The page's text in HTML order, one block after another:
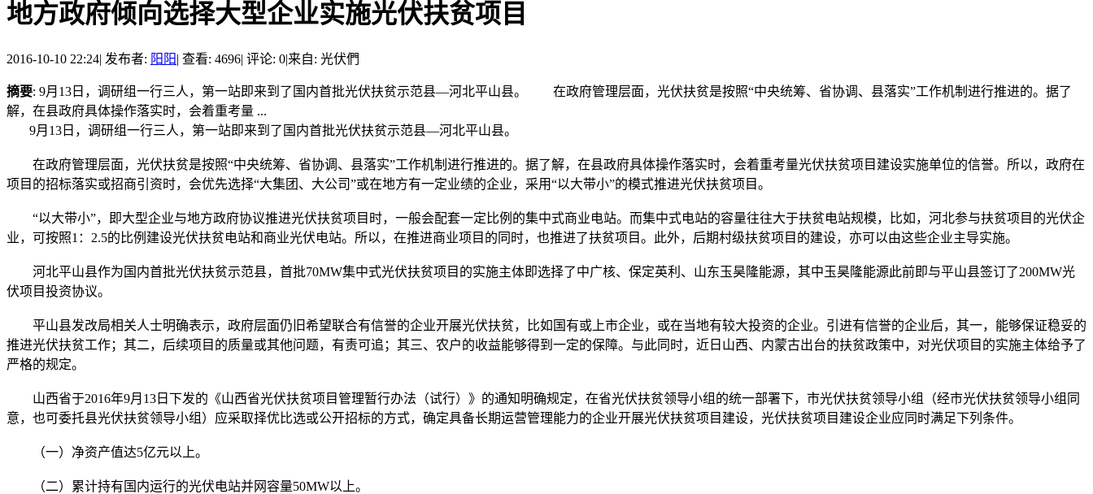
地方政府倾向选择大型企业实施光伏扶贫项目
2016-10-10 22:24| 发布者: 阳阳| 查看: 4696| 评论: 0|来自: 光伏們
摘要: 9月13日，调研组一行三人，第一站即来到了国内首批光伏扶贫示范县—河北平山县。 在政府管理层面，光伏扶贫是按照“中央统筹、省协调、县落实”工作机制进行推进的。据了
解，在县政府具体操作落实时，会着重考量 ...
9月13日，调研组一行三人，第一站即来到了国内首批光伏扶贫示范县—河北平山县。
在政府管理层面，光伏扶贫是按照“中央统筹、省协调、县落实”工作机制进行推进的。据了解，在县政府具体操作落实时，会着重考量光伏扶贫项目建设实施单位的信誉。所以，政府在
项目的招标落实或招商引资时，会优先选择“大集团、大公司”或在地方有一定业绩的企业，采用“以大带小”的模式推进光伏扶贫项目。
“以大带小”，即大型企业与地方政府协议推进光伏扶贫项目时，一般会配套一定比例的集中式商业电站。而集中式电站的容量往往大于扶贫电站规模，比如，河北参与扶贫项目的光伏企
业，可按照1：2.5的比例建设光伏扶贫电站和商业光伏电站。所以，在推进商业项目的同时，也推进了扶贫项目。此外，后期村级扶贫项目的建设，亦可以由这些企业主导实施。
河北平山县作为国内首批光伏扶贫示范县，首批70MW集中式光伏扶贫项目的实施主体即选择了中广核、保定英利、山东玉昊隆能源，其中玉昊隆能源此前即与平山县签订了200MW光
伏项目投资协议。
平山县发改局相关人士明确表示，政府层面仍旧希望联合有信誉的企业开展光伏扶贫，比如国有或上市企业，或在当地有较大投资的企业。引进有信誉的企业后，其一，能够保证稳妥的
推进光伏扶贫工作；其二，后续项目的质量或其他问题，有责可追；其三、农户的收益能够得到一定的保障。与此同时，近日山西、内蒙古出台的扶贫政策中，对光伏项目的实施主体给予了
严格的规定。
山西省于2016年9月13日下发的《山西省光伏扶贫项目管理暂行办法（试行）》的通知明确规定，在省光伏扶贫领导小组的统一部署下，市光伏扶贫领导小组（经市光伏扶贫领导小组同
意，也可委托县光伏扶贫领导小组）应采取择优比选或公开招标的方式，确定具备长期运营管理能力的企业开展光伏扶贫项目建设，光伏扶贫项目建设企业应同时满足下列条件。
（一）净资产值达5亿元以上。
（二）累计持有国内运行的光伏电站并网容量50MW以上。